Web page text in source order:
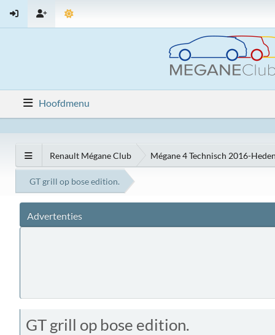
Hoofdmenu
Renault Mégane Club Mégane 4 Technisch 2016-
GT grill op bose edition.
Advertenties
GT grill op bose edition.